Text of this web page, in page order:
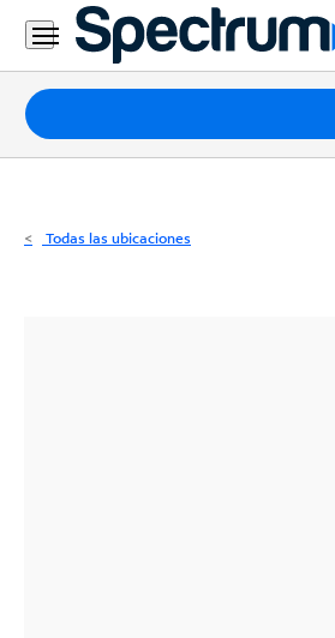
Residencial
Business
Paquetes
Internet
Todas las ubicaciones